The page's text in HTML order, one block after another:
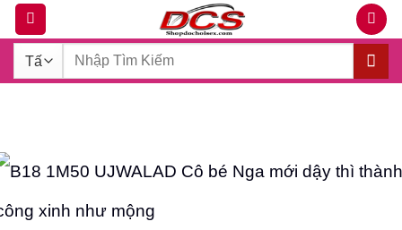
Bỏ
qua
dung
Tìm